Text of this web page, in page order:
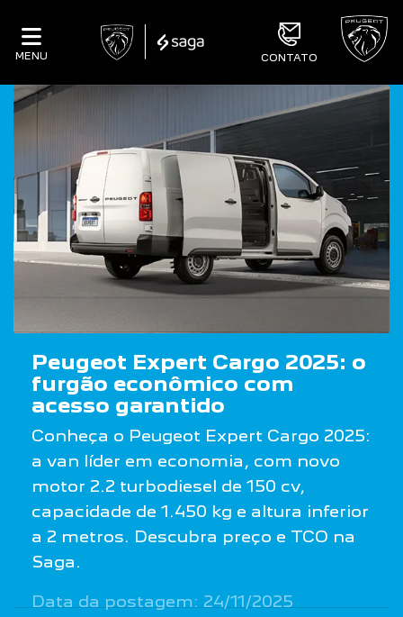
MENU CONTATO
Peugeot Expert Cargo 2025: o
furgão econômico com
acesso garantido
Conheça o Peugeot Expert Cargo 2025:
a van líder em economia, com novo
motor 2.2 turbodiesel de 150 cv,
capacidade de 1.450 kg e altura inferior
a 2 metros. Descubra preço e TCO na
Saga.
Data da postagem: 24/11/2025